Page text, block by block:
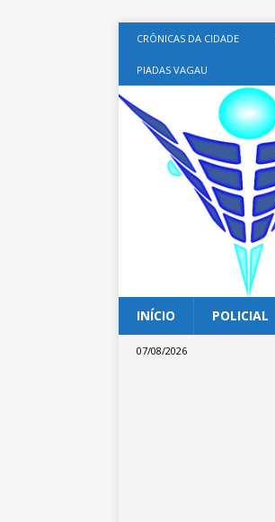
CRÔNICAS DA CIDADE
PIADAS VAGAU
INÍCIO POLICIAL
07/08/2026